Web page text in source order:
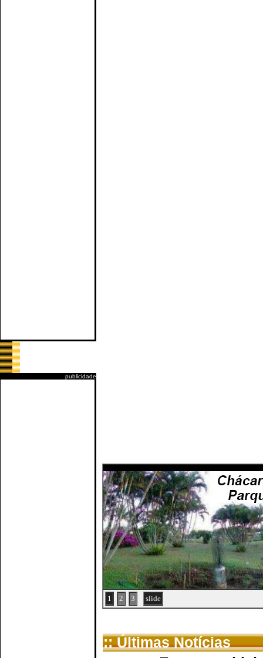
publicidade
1 2 3 slide
:: Últimas Notícias